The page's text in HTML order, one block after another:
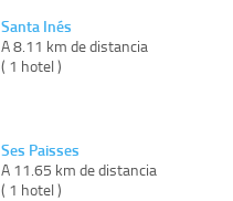
Santa Inés
A 8.11 km de distancia
( 1 hotel )
Ses Paisses
A 11.65 km de distancia
( 1 hotel )